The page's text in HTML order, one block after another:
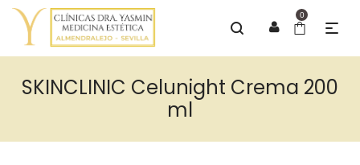
0
SKINCLINIC Celunight Crema 200
ml